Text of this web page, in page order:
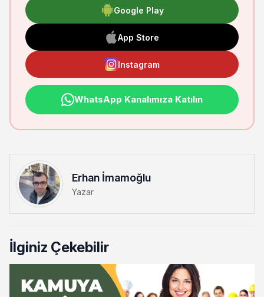
Google Play
App Store
Instagram
WhatsApp Kanalımıza Katılın
Erhan İmamoğlu
Yazar
İlginiz Çekebilir